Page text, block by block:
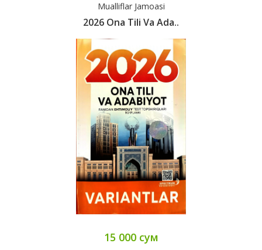
Mualliflar Jamoasi
2026 Ona Tili Va Ada..
15 000 сум